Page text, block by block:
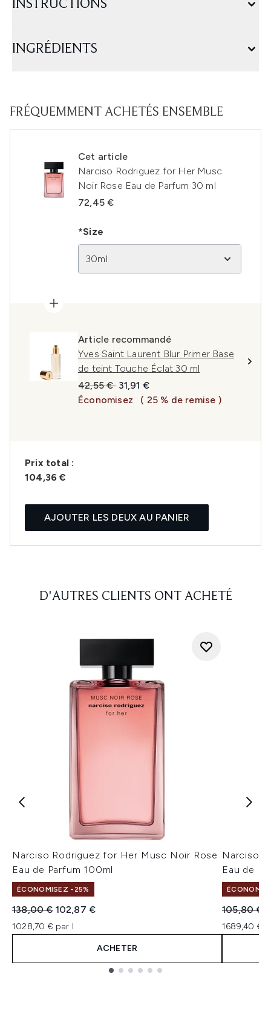
INSTRUCTIONS
INGRÉDIENTS
FRÉQUEMMENT ACHETÉS ENSEMBLE
Cet article
Narciso Rodriguez for Her Musc
Noir Rose Eau de Parfum 30 ml
72,45 €
*Size
30ml
Article recommandé
Yves Saint Laurent Blur Primer Base
de teint Touche Éclat 30 ml
Prix de vente :
42,55 € Prix ​​actuel :
31,91 €
Économisez
( 25 % de remise )
Prix ​​total :
104,36 €
AJOUTER LES DEUX AU PANIER
D'AUTRES CLIENTS ONT ACHETÉ
Narciso Rodriguez for Her Musc Noir Rose
Eau de Parfum 100ml
ÉCONOMISEZ -25%
Prix de vente :
138,00 € Prix ​​actuel :
102,87 €
1028,70 € par l
ACHETER
Narciso
Eau de
Prix de
105,80 €
1689,40 €